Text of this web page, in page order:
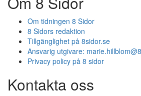
Om tidningen 8 Sidor
8 Sidors redaktion
Tillgänglighet på 8sidor.se
Ansvarig utgivare:
Privacy policy på 8 sidor
Kontakta oss